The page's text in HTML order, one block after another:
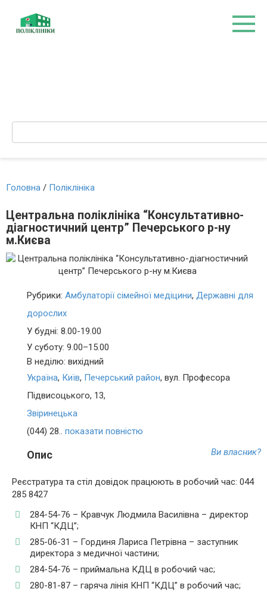
вмісту
Search:
Головна / Поліклініка
Центральна поліклініка “Консультативно-
діагностичний центр” Печерського р-ну
м.Києва
Рубрики: Амбулаторії сімейної медіцини, Державні для
дорослих
У будні: 8.00-19.00
У суботу: 9.00–15.00
В неділю: вихідний
Україна, Київ, Печерський район, вул. Професора
Підвисоцького, 13,
Звіринецька
(044) 28.. показати повністю
Ви власник?
Опис
Реєстратура та стіл довідок працюють в робочий час: 044
285 8427
284-54-76 – Кравчук Людмила Василівна – директор
КНП “КДЦ”;
285-06-31 – Гординя Лариса Петрівна – заступник
директора з медичної частини;
284-54-76 – приймальна КДЦ в робочий час;
280-81-87 – гаряча лінія КНП “КДЦ” в робочий час;